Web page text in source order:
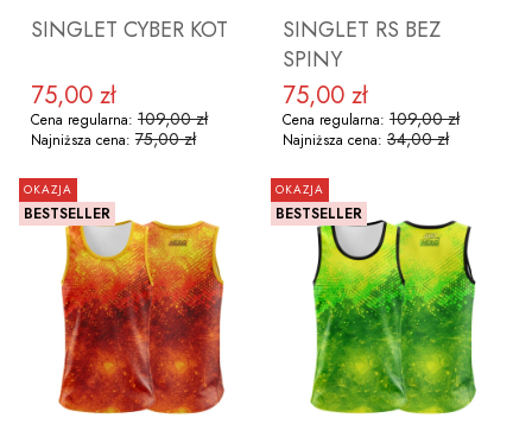
SINGLET CYBER KOT
Cena promocyjna
75,00 zł
Cena regularna: 109,00 zł
Najniższa cena: 75,00 zł
ZOBACZ PRODUKT
SINGLET RS BEZ
SPINY
Cena promocyjna
75,00 zł
Cena regularna: 109,00 zł
Najniższa cena: 34,00 zł
ZOBACZ PRODUKT
OKAZJA
BESTSELLER
OKAZJA
BESTSELLER